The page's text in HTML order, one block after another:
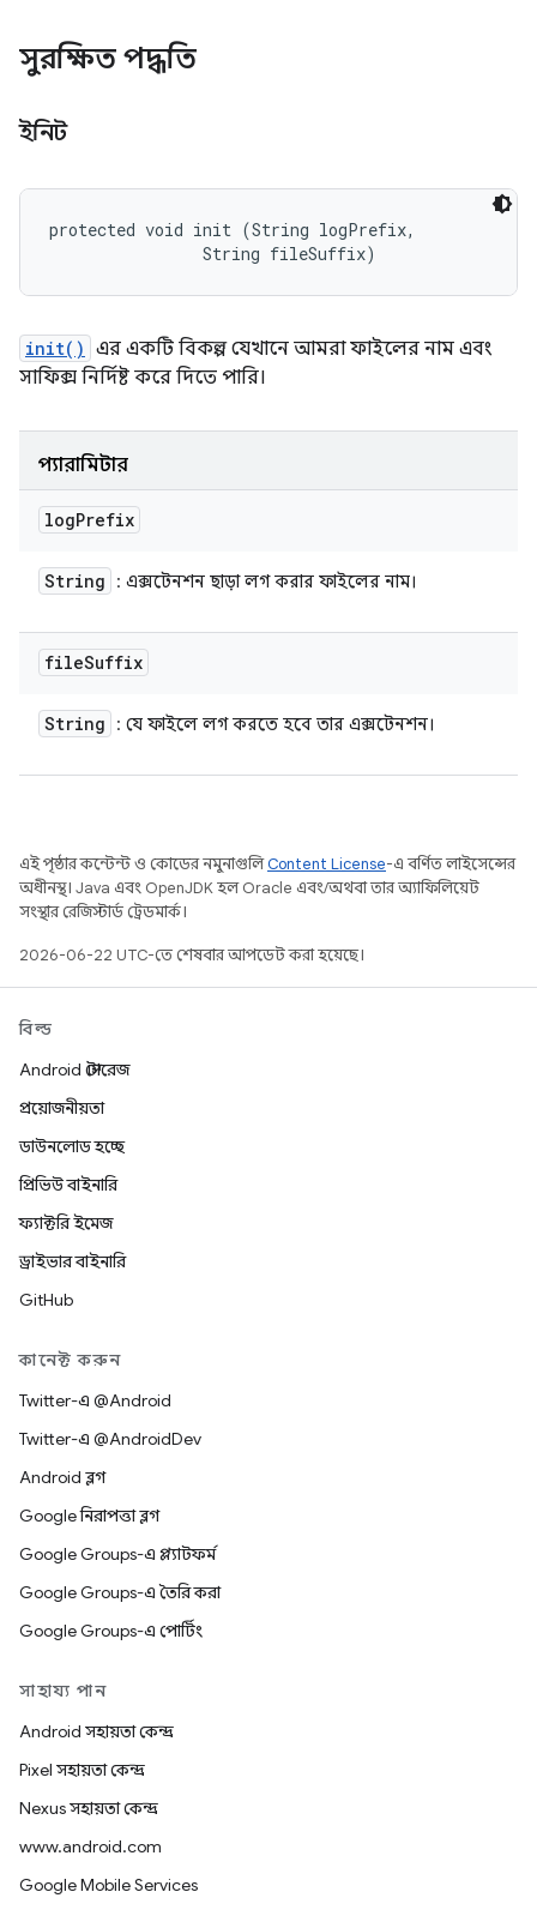
সুরক্ষিত পদ্ধতি
ইনিট
protected void init (String logPrefix,
                String fileSuffix)
init() এর একটি বিকল্প যেখানে আমরা ফাইলের নাম এবং
সাফিক্স নির্দিষ্ট করে দিতে পারি।
প্যারামিটার
logPrefix
String : এক্সটেনশন ছাড়া লগ করার ফাইলের নাম।
fileSuffix
String : যে ফাইলে লগ করতে হবে তার এক্সটেনশন।
এই পৃষ্ঠার কন্টেন্ট ও কোডের নমুনাগুলিContent License-এ বর্ণিত লাইসেন্সের
অধীনস্থ। Java এবং OpenJDK হল Oracle এবং/অথবা তার অ্যাফিলিয়েট
সংস্থার রেজিস্টার্ড ট্রেডমার্ক।
2026-06-22 UTC-তে শেষবার আপডেট করা হয়েছে।
বিল্ড
Android স্টোরেজ
প্রয়োজনীয়তা
ডাউনলোড হচ্ছে
প্রিভিউ বাইনারি
ফ্যাক্টরি ইমেজ
ড্রাইভার বাইনারি
GitHub
কানেক্ট করুন
Twitter-এ @Android
Twitter-এ @AndroidDev
Android ব্লগ
Google নিরাপত্তা ব্লগ
Google Groups-এ প্ল্যাটফর্ম
Google Groups-এ তৈরি করা
Google Groups-এ পোর্টিং
সাহায্য পান
Android সহায়তা কেন্দ্র
Pixel সহায়তা কেন্দ্র
Nexus সহায়তা কেন্দ্র
www.android.com
Google Mobile Services